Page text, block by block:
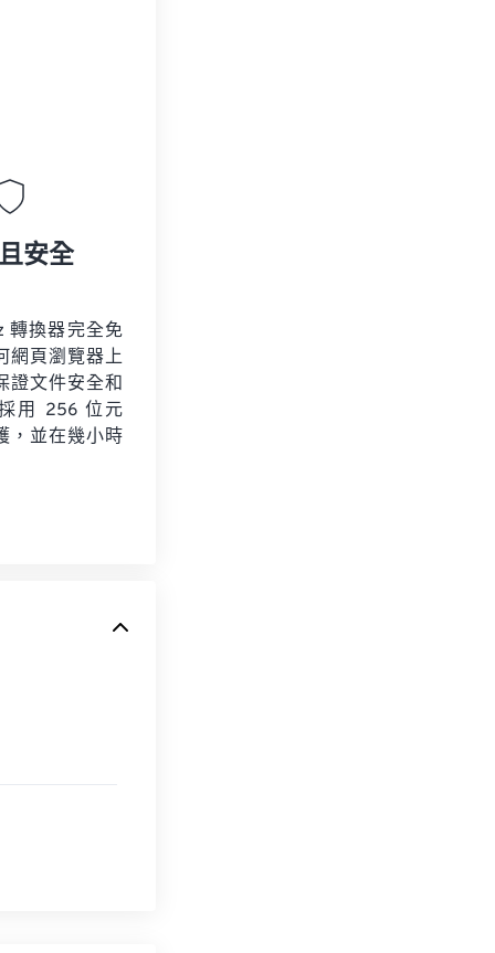
安全
轉換器完全免
網頁瀏覽器上
證文件安全和
用 256 位元
，並在幾小時